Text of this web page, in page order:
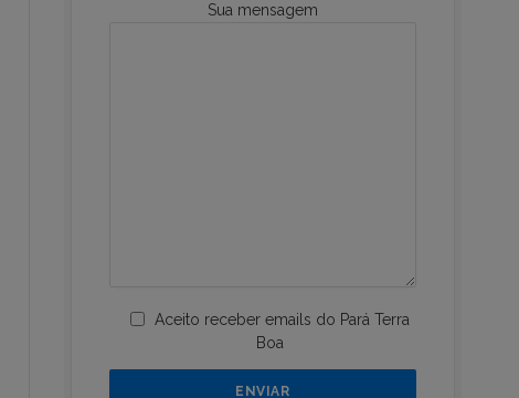
Sua mensagem
Aceito receber emails do Pará Terra
Boa